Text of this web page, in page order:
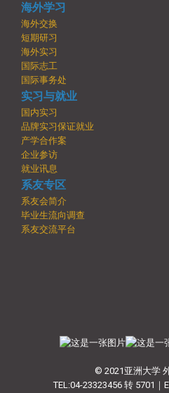
海外学习
海外交换
短期研习
海外实习
国际志工
国际事务处
实习与就业
国内实习
品牌实习保证就业
产学合作案
企业参访
就业讯息
系友专区
系友会简介
毕业生流向调查
系友交流平台
© 2021亚洲大学
TEL:04-23323456 转 5701